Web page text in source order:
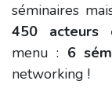
séminaires
450 acteurs
menu : 6
networking !